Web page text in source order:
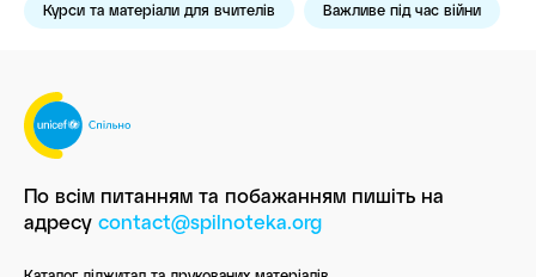
Курси та матеріали для вчителів Важливе під час війни
По всім питанням та побажанням пишіть на
адресу contact@spilnoteka.org